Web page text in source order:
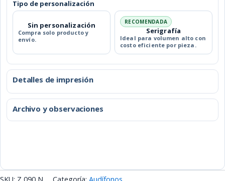
Tipo de personalización
Sin personalización
Compra solo producto y
envío.
RECOMENDADA
Serigrafía
Ideal para volumen alto con
costo eficiente por pieza.
Detalles de impresión
Archivo y observaciones